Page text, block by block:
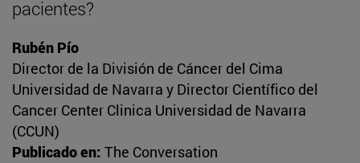
pacientes?
Rubén Pío
Director de la División de Cáncer del Cima
Universidad de Navarra y Director Científico del
Cancer Center Clinica Universidad de Navarra
(CCUN)
Publicado en: The Conversation